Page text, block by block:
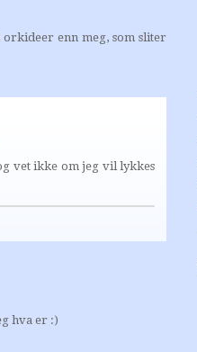
enn meg, som sliter
vet ikke om jeg vil lykkes
hva er :)